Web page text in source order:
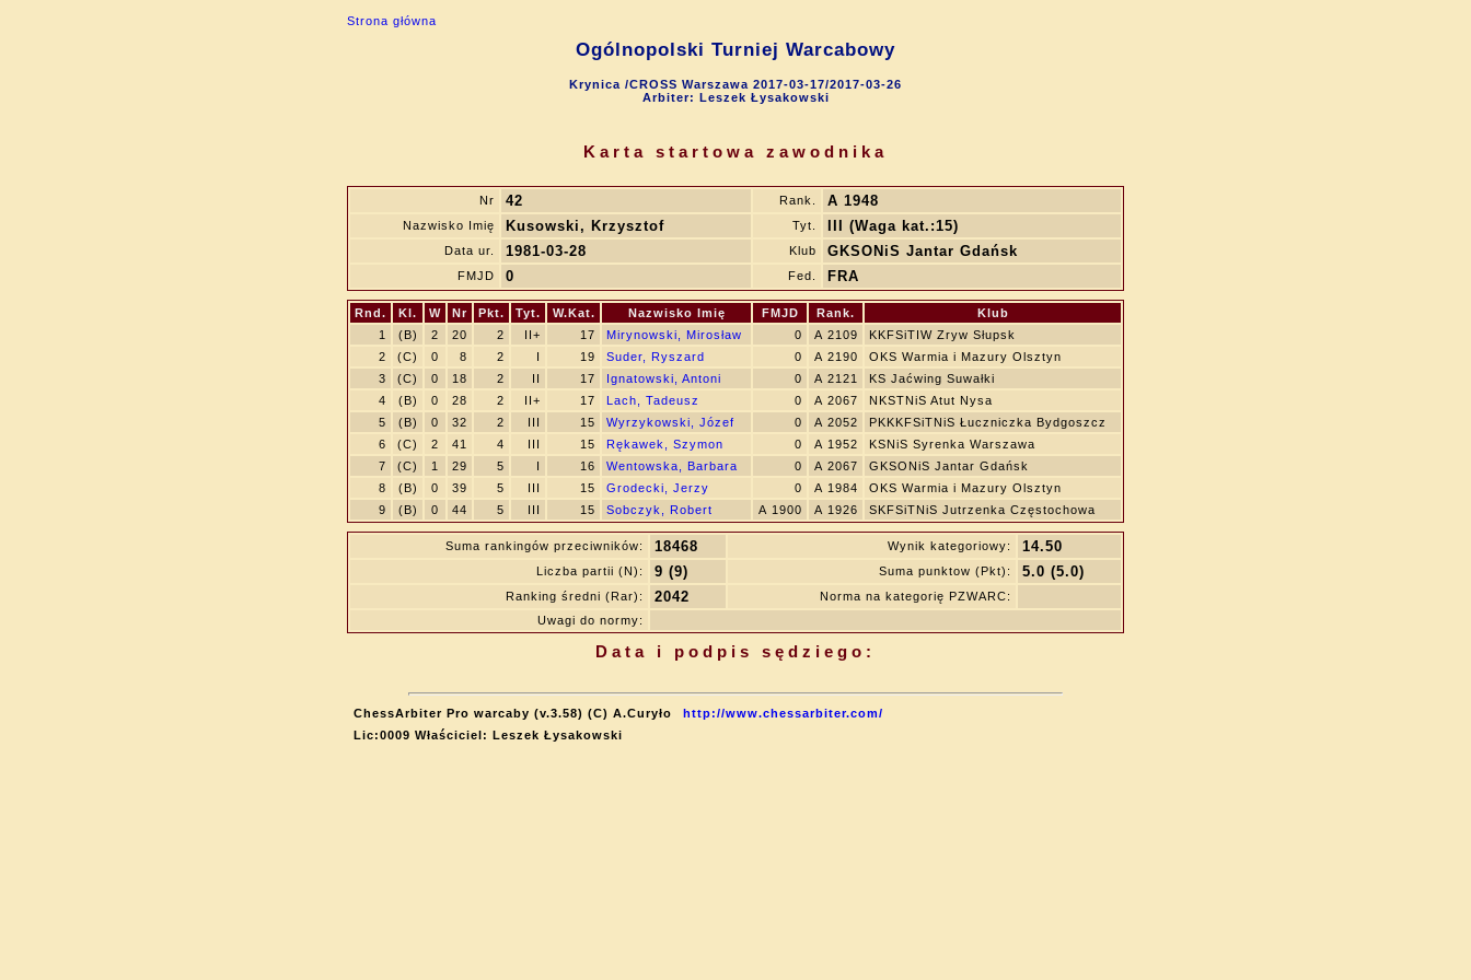
Strona główna
Ogólnopolski Turniej Warcabowy
Krynica /CROSS Warszawa 2017-03-17/2017-03-26
Arbiter: Leszek Łysakowski
Karta startowa zawodnika
Nr 42 Rank. A 1948
Nazwisko Imię Kusowski, Krzysztof Tyt. III (Waga kat.:15)
Data ur. 1981-03-28 Klub GKSONiS Jantar Gdańsk
FMJD 0 Fed. FRA
Rnd. Kl. W Nr Pkt. Tyt. W.Kat. Nazwisko Imię FMJD Rank.
Klub
1
(B) 2 20 2 II+ 17 Mirynowski, Mirosław 0 A 2109
KKFSiTIW Zryw Słupsk
2
(C) 0 8 2 I 19 Suder, Ryszard 0 A 2190
OKS Warmia i Mazury Olsztyn
3
(C) 0 18 2 II 17 Ignatowski, Antoni 0 A 2121
KS Jaćwing Suwałki
4
(B) 0 28 2 II+ 17 Lach, Tadeusz 0 A 2067
NKSTNiS Atut Nysa
5
(B) 0 32 2 III 15 Wyrzykowski, Józef 0 A 2052
PKKKFSiTNiS Łuczniczka Bydgoszcz
6
(C) 2 41 4 III 15 Rękawek, Szymon 0 A 1952
KSNiS Syrenka Warszawa
7
(C) 1 29 5 I 16 Wentowska, Barbara 0 A 2067
GKSONiS Jantar Gdańsk
8
(B) 0 39 5 III 15 Grodecki, Jerzy 0 A 1984
OKS Warmia i Mazury Olsztyn
9
(B) 0 44 5 III 15 Sobczyk, Robert A 1900 A 1926 SKFSiTNiS Jutrzenka Częstochowa
Suma rankingów przeciwników: 18468 Wynik kategoriowy: 14.50
Liczba partii (N): 9 (9) Suma punktow (Pkt): 5.0 (5.0)
Ranking średni (Rar): 2042
Norma na kategorię PZWARC:
Uwagi do normy:
Data i podpis sędziego:
ChessArbiter Pro warcaby (v.3.58) (C) A.Curyło
http://www.chessarbiter.com/
Lic:0009 Właściciel: Leszek Łysakowski